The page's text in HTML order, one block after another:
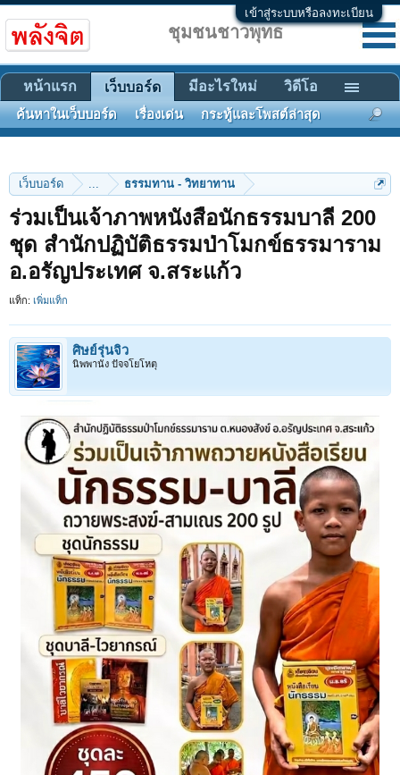
เข้าสู่ระบบหรือลงทะเบียน
เว็บบอร์ด ... ธรรมทาน - วิทยาทาน
ร่วมเป็นเจ้าภาพหนังสือนักธรรมบาลี 200
ชุด สำนักปฏิบัติธรรมป่าโมกข์ธรรมาราม
อ.อรัญประเทศ จ.สระแก้ว
แท็ก: เพิ่มแท็ก
ศิษย์รุ่นจิ๋ว
นิพพานัง ปัจจโยโหตุ
ชุมชนชาวพุทธ
หน้าแรก เว็บบอร์ด
ค้นหาในเว็บบอร์ด เรื่องเด่น กระทู้และโพสต์ล่าสุด
มีอะไรใหม่ วิดีโอ